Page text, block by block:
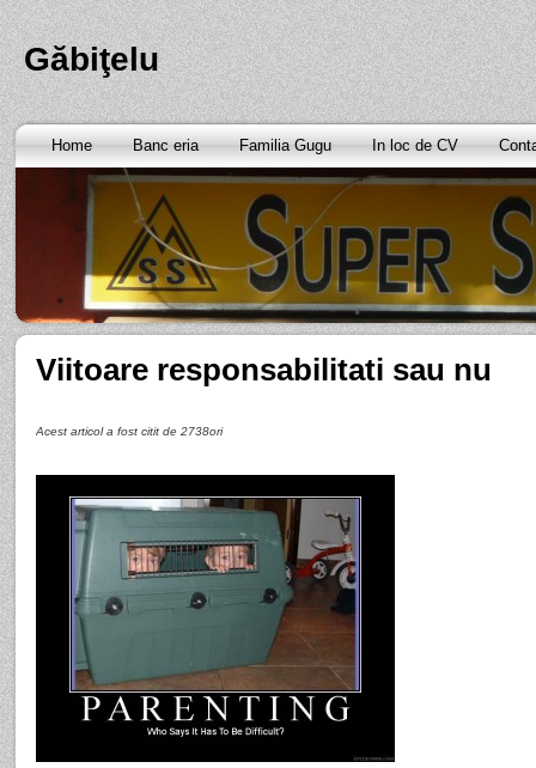
Găbiţelu
Home Banc eria Familia Gugu In loc de CV
Viitoare responsabilitati sau nu
Acest articol a fost citit de 2738ori